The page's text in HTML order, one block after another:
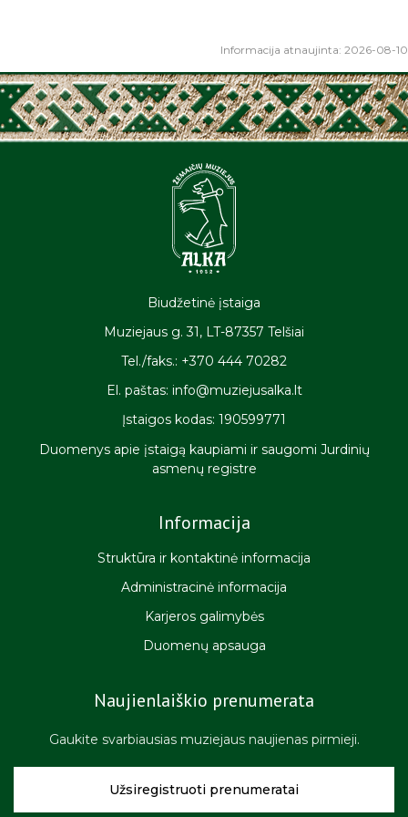
Informacija atnaujinta: 2026-08-10
Biudžetinė įstaiga
Muziejaus g. 31, LT-87357 Telšiai
Tel./faks.: +370 444 70282
El. paštas: info@muziejusalka.lt
Įstaigos kodas: 190599771
Duomenys apie įstaigą kaupiami ir saugomi Jurdinių
asmenų registre
Informacija
Struktūra ir kontaktinė informacija
Administracinė informacija
Karjeros galimybės
Duomenų apsauga
Naujienlaiškio prenumerata
Gaukite svarbiausias muziejaus naujienas pirmieji.
Užsiregistruoti prenumeratai